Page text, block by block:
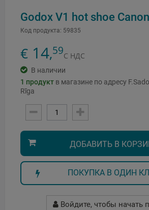
Godox V1 hot shoe Canon
Код продукта: 59835
€ 14,59С НДС
В наличии
1 продукт в магазине по адресу
Rīga
ДОБАВИТЬ В
ПОКУПКА В ОДИН
Войдите, чтобы начать